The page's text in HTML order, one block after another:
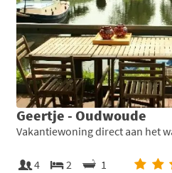
Geertje - Oudwoude
Vakantiewoning direct aan het
4 2
1